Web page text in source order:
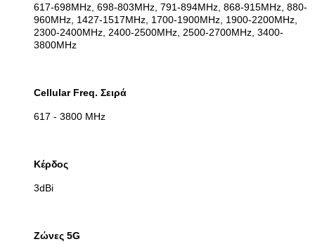
617-698MHz, 698-803MHz, 791-894MHz, 868-915MHz, 880-
960MHz, 1427-1517MHz, 1700-1900MHz, 1900-2200MHz,
2300-2400MHz, 2400-2500MHz, 2500-2700MHz, 3400-
3800MHz
Cellular Freq. Σειρά
617 - 3800 MHz
Κέρδος
3dBi
Ζώνες 5G